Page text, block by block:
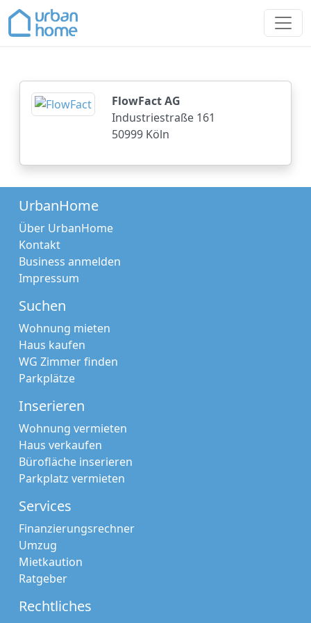
FlowFact AG
Industriestraße 161
50999 Köln
UrbanHome
Über UrbanHome
Kontakt
Business anmelden
Impressum
Suchen
Wohnung mieten
Haus kaufen
WG Zimmer finden
Parkplätze
Inserieren
Wohnung vermieten
Haus verkaufen
Bürofläche inserieren
Parkplatz vermieten
Services
Finanzierungsrechner
Umzug
Mietkaution
Ratgeber
Rechtliches